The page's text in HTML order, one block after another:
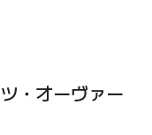
・オーヴァー